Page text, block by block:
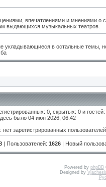
впечатлениями и мнениями о
выдающихся музыкальных театров.
укладывающиеся в остальные темы,
0, скрытых: 0 и
было 04 июн 2026, 06:42
зарегистрированных пользователей
| Пользователей: 1626 | Новый
Powered by phpBB
Designed by